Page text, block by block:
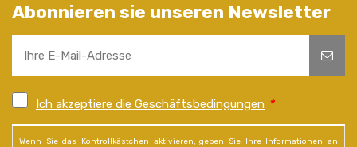
Abonnieren sie unseren Newsletter
Ich akzeptiere die Geschäftsbedingungen *
Wenn Sie das Kontrollkästchen aktivieren, geben Sie Ihre Informationen an